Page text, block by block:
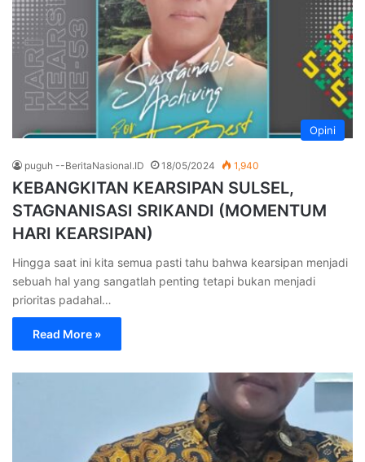
Opini
puguh --BeritaNasional.ID 18/05/2024 1,940
KEBANGKITAN KEARSIPAN SULSEL,
STAGNANISASI SRIKANDI (MOMENTUM
HARI KEARSIPAN)
Hingga saat ini kita semua pasti tahu bahwa kearsipan menjadi
sebuah hal yang sangatlah penting tetapi bukan menjadi
prioritas padahal…
Read More »